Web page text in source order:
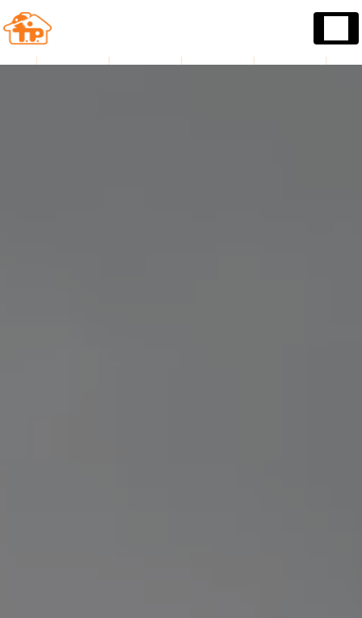
Panneau de gestion des cookies